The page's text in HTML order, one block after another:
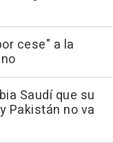
cese" a la
Saudí que su
Pakistán no va